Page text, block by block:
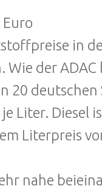
in
der
20
Liter. Diesel
Literpreis
nahe